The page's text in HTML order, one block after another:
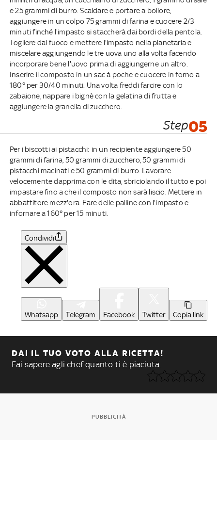
e 25 grammi di burro. Scaldare e portare a bollore,
aggiungere in un colpo 75 grammi di farina e cuocere 2/3
minuti finché l'impasto si staccherà dai bordi della pentola.
Togliere dal fuoco e mettere l'impasto nella planetaria e
miscelare aggiungendo le tre uova uno alla volta facendo
incorporare bene l'uovo prima di aggiungerne un altro.
Inserire il composto in un sac à poche e cuocere in forno a
180° per 30/40 minuti. Una volta freddi farcire con lo
zabaione, nappare i bignè con la gelatina di frutta e
aggiungere la granella di zucchero.
Step05
Per i biscotti ai pistacchi: in un recipiente aggiungere 50
grammi di farina, 50 grammi di zucchero, 50 grammi di
pistacchi macinati e 50 grammi di burro. Lavorare
velocemente dapprima con le dita, sbriciolando il tutto e poi
impastare fino a che il composto non sarà liscio. Mettere in
abbattitore mezz'ora. Fare delle palline con l'impasto e
infornare a 160° per 15 minuti.
Condividi
Whatsapp Telegram Facebook Twitter Copia link
DAI IL TUO VOTO ALLA RICETTA!
Fai sapere agli chef quanto ti è piaciuta.
PUBBLICITÀ